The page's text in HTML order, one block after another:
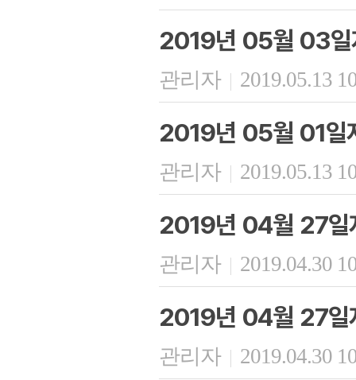
2019년 05월 03일
관리자 | 2019.05.13
2019년 05월 01일
관리자 | 2019.05.13
2019년 04월 27일
관리자 | 2019.04.30
2019년 04월 27일
관리자 | 2019.04.30